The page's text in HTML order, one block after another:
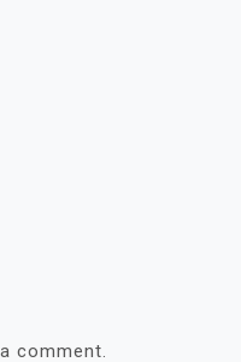
comment.